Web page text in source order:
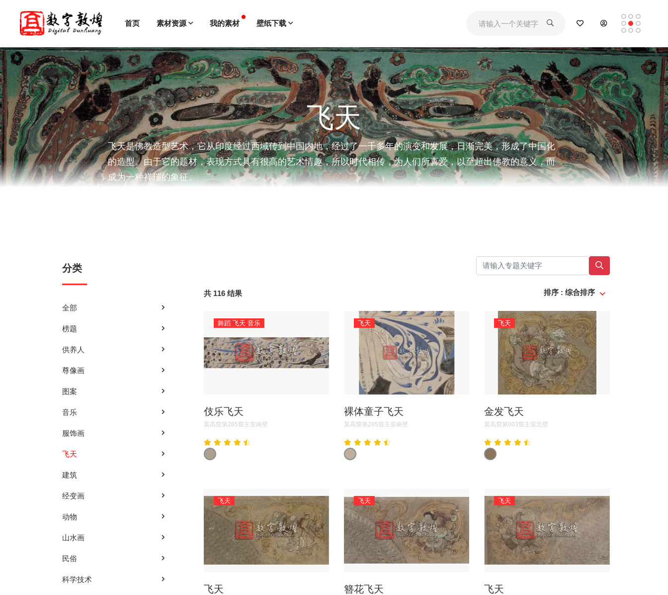
首页 素材资源 我的素材 壁纸下载
飞天
飞天是佛教造型艺术，它从印度经过西域传到中国内地，经过了一千多年的演变和发展，日渐完美，形成了中国化
的造型。由于它的题材，表现方式具有很高的艺术情趣，所以时代相传，为人们所喜爱，以至超出佛教的意义，而
成为一种祥瑞的象征。
分类
全部
榜题
供养人
尊像画
图案
音乐
服饰画
飞天
建筑
经变画
动物
山水画
民俗
科学技术
共 116 结果 排序 : 综合排序
舞蹈 飞天 音乐
伎乐飞天
莫高窟第285窟主室南壁
飞天
裸体童子飞天
莫高窟第285窟主室南壁
飞天
金发飞天
莫高窟第003窟主室北壁
飞天
飞天
飞天
簪花飞天
飞天
飞天